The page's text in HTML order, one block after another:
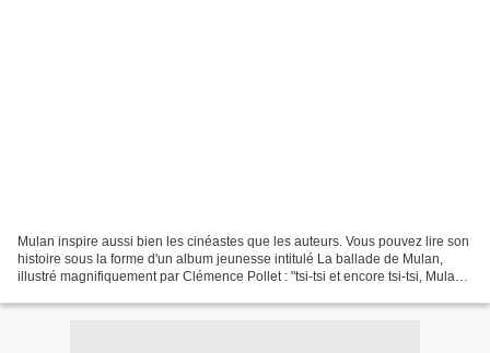
Mulan inspire aussi bien les cinéastes que les auteurs. Vous pouvez lire son
histoire sous la forme d'un album jeunesse intitulé La ballade de Mulan,
illustré magnifiquement par Clémence Pollet : "tsi-tsi et encore tsi-tsi, Mulan